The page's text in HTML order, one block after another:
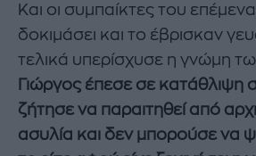
Και οι συμπαίκτες του
δοκιμάσει και το έβρισκαν
τελικά υπερίσχυσε η γνώμη
Γιώργος έπεσε σε κατάθλιψη
ζήτησε να παραιτηθεί από
ασυλία και δεν μπορούσε να